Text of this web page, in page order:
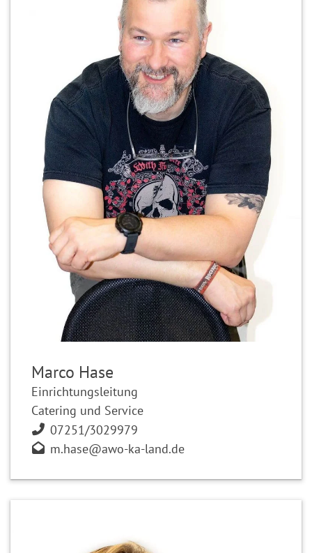
Marco Hase
Einrichtungsleitung
Catering und Service
07251/3029979
m.hase@awo-ka-land.de